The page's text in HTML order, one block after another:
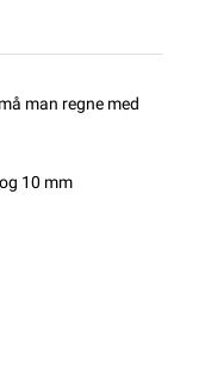
man regne med
10 mm